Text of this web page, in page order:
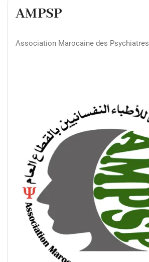
AMPSP
Association Marocaine des